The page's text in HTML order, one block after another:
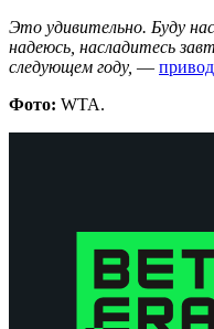
Это удивительно. Буду
надеюсь, насладитесь
следующем году, —
Фото: WTA.